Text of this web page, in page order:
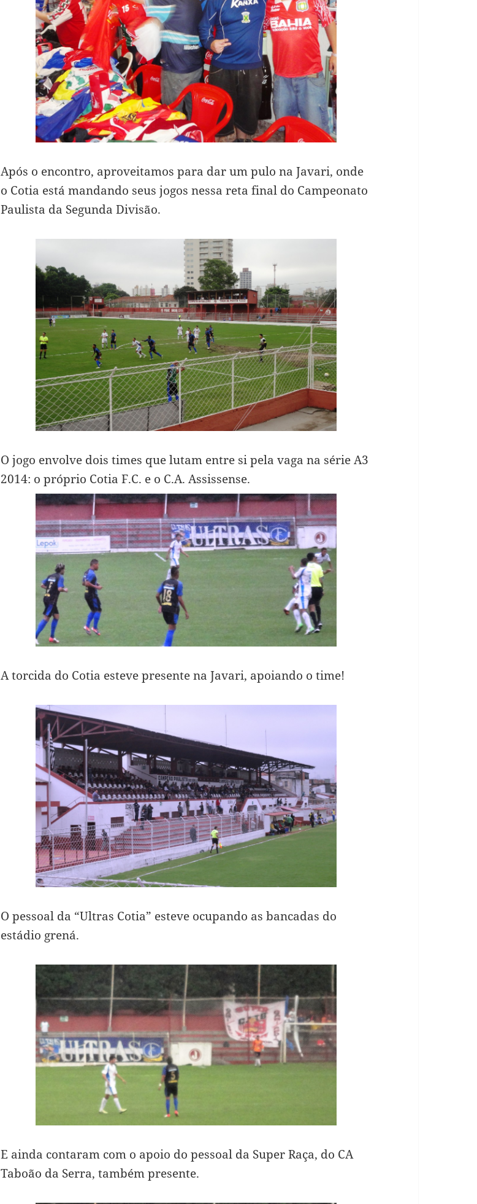
Após o encontro, aproveitamos para dar um pulo na Javari, onde
o Cotia está mandando seus jogos nessa reta final do Campeonato
Paulista da Segunda Divisão.
O jogo envolve dois times que lutam entre si pela vaga na série A3
2014: o próprio Cotia F.C. e o C.A. Assissense.
A torcida do Cotia esteve presente na Javari, apoiando o time!
O pessoal da “Ultras Cotia” esteve ocupando as bancadas do
estádio grená.
E ainda contaram com o apoio do pessoal da Super Raça, do CA
Taboão da Serra, também presente.